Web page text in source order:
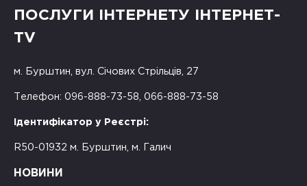
ПОСЛУГИ ІНТЕРНЕТУ ІНТЕРНЕТ-
TV
м. Бурштин, вул. Січових Стрільців, 27
Телефон: 096-888-73-58, 066-888-73-58
Ідентифікатор у Реєстрі:
R50-01932 м. Бурштин, м. Галич
НОВИНИ